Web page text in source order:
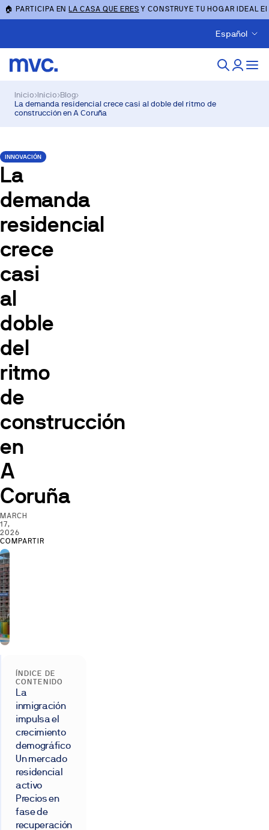
🏠 PARTICIPA ENLA CASA QUE ERES Y CONSTRUYE TU HOGAR IDEAL
Español
Inicio›Inicio›Blog›
La demanda residencial crece casi al doble del ritmo de
construcción en A Coruña
INNOVACIÓN
La
demanda
residencial
crece
casi
al
doble
del
ritmo
de
construcción
en
A
Coruña
MARCH
17,
2026
COMPARTIR
ÍNDICE DE
CONTENIDO
La
inmigración
impulsa el
crecimiento
demográfico
Un mercado
residencial
activo
Precios en
fase de
recuperación